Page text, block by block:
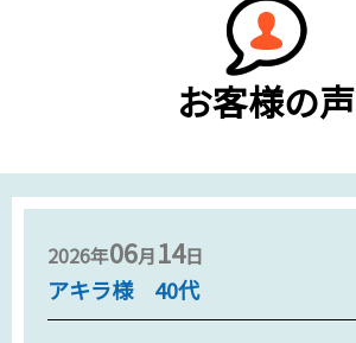
お客様の声
2026年06月14日
アキラ様 40代